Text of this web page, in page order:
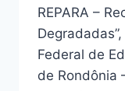
REPARA –
Federal de
de Rondônia